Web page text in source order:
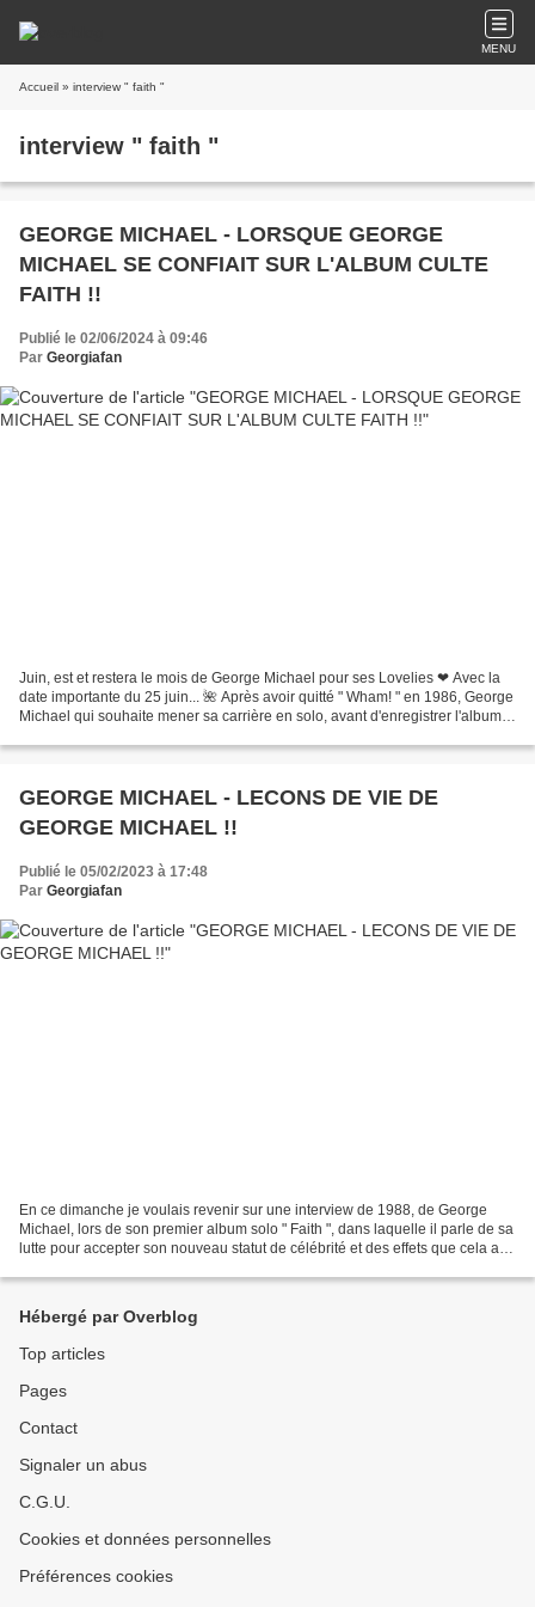
MENU
Accueil » interview " faith "
interview " faith "
GEORGE MICHAEL - LORSQUE GEORGE
MICHAEL SE CONFIAIT SUR L'ALBUM CULTE
FAITH !!
Publié le 02/06/2024 à 09:46
Par Georgiafan
Juin, est et restera le mois de George Michael pour ses Lovelies ❤ Avec la
date importante du 25 juin... 🌺 Après avoir quitté " Wham! " en 1986, George
Michael qui souhaite mener sa carrière en solo, avant d'enregistrer l'album "
GEORGE MICHAEL - LECONS DE VIE DE
GEORGE MICHAEL !!
Publié le 05/02/2023 à 17:48
Par Georgiafan
En ce dimanche je voulais revenir sur une interview de 1988, de George
Michael, lors de son premier album solo " Faith ", dans laquelle il parle de sa
lutte pour accepter son nouveau statut de célébrité et des effets que cela a
Hébergé par Overblog
Top articles
Pages
Contact
Signaler un abus
C.G.U.
Cookies et données personnelles
Préférences cookies